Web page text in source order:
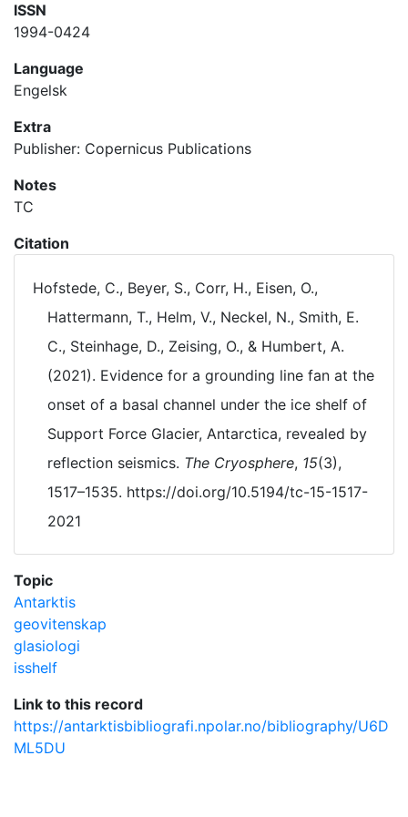
ISSN
1994-0424
Language
Engelsk
Extra
Publisher: Copernicus Publications
Notes
TC
Citation
Hofstede, C., Beyer, S., Corr, H., Eisen, O.,
Hattermann, T., Helm, V., Neckel, N., Smith, E.
C., Steinhage, D., Zeising, O., & Humbert, A.
(2021). Evidence for a grounding line fan at the
onset of a basal channel under the ice shelf of
Support Force Glacier, Antarctica, revealed by
reflection seismics. The Cryosphere, 15(3),
1517–1535. https://doi.org/10.5194/tc-15-1517-
2021
Topic
Antarktis
geovitenskap
glasiologi
isshelf
Link to this record
https://antarktisbibliografi.npolar.no/bibliography/U6D
ML5DU